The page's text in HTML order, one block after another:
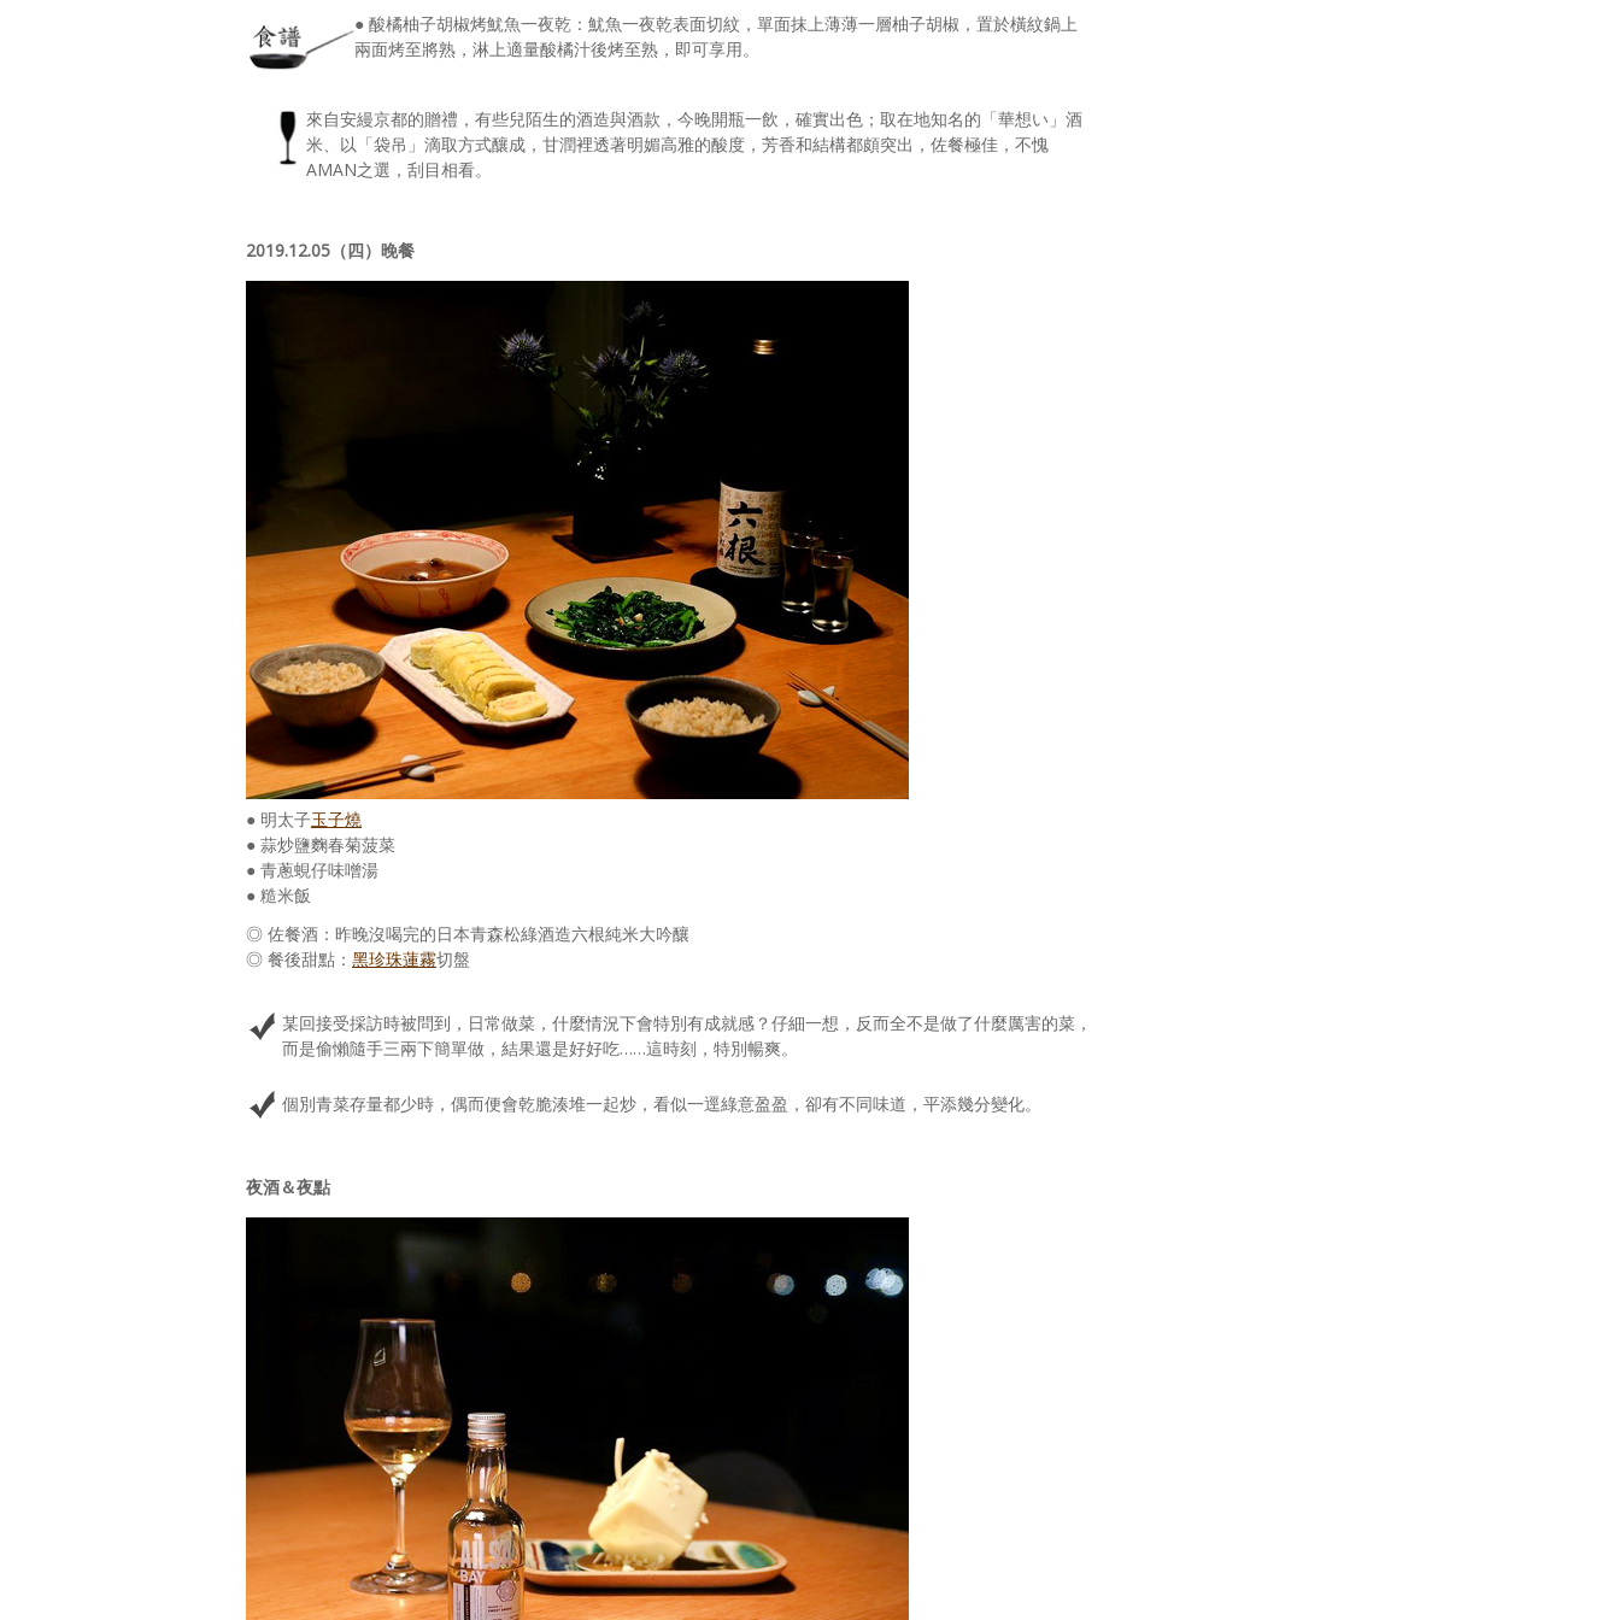
● 酸橘柚子胡椒烤魷魚一夜乾：魷魚一夜乾表面切紋，單面抹上薄薄一層柚子胡椒，置於橫紋鍋上
兩面烤至將熟，淋上適量酸橘汁後烤至熟，即可享用。
來自安縵京都的贈禮，有些兒陌生的酒造與酒款，今晚開瓶一飲，確實出色；取在地知名的「華想い」酒
米、以「袋吊」滴取方式釀成，甘潤裡透著明媚高雅的酸度，芳香和結構都頗突出，佐餐極佳，不愧
AMAN之選，刮目相看。
2019.12.05（四）晚餐
● 明太子玉子燒
● 蒜炒鹽麴春菊菠菜
● 青蔥蜆仔味噌湯
● 糙米飯
◎ 佐餐酒：昨晚沒喝完的日本青森松綠酒造六根純米大吟釀
◎ 餐後甜點： 黑珍珠蓮霧切盤
某回接受採訪時被問到，日常做菜，什麼情況下會特別有成就感？仔細一想，反而全不是做了什麼厲害的菜，
而是偷懶隨手三兩下簡單做，結果還是好好吃……這時刻，特別暢爽。
個別青菜存量都少時，偶而便會乾脆湊堆一起炒，看似一逕綠意盈盈，卻有不同味道，平添幾分變化。
夜酒＆夜點